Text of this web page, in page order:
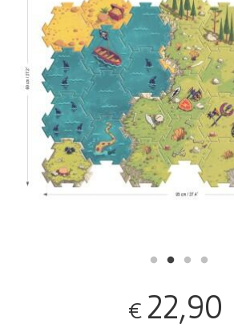
€ 22,90